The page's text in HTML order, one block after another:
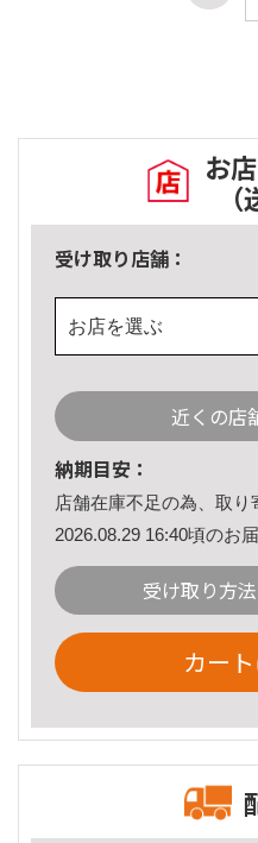
お
受け取り店舗：
お店を選ぶ
近くの店
納期目安：
店舗在庫不足の為、取り
2026.08.29 16:40頃のお
受け取り方
カー